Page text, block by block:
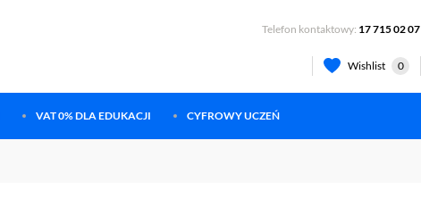
Telefon kontaktowy: 17 715 02 07
Wishlist 0
VAT 0% DLA EDUKACJI CYFROWY UCZEŃ